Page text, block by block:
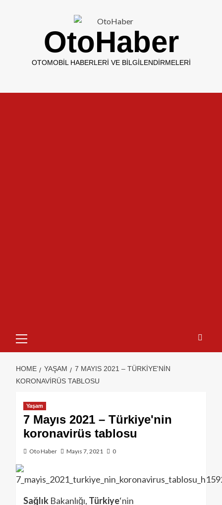
OtoHaber
OTOMOBIL HABERLERI VE BILGILENDIRMELERI
HOME YAŞAM
7 MAYIS 2021 – TÜRKIYE'NIN
KORONAVIRÜS TABLOSU
Yaşam
7 Mayıs 2021 – Türkiye'nin
koronavirüs tablosu
Oto Haber Mayıs 7, 2021 0
Sağlık Bakanlığı, Türkiye‘nin